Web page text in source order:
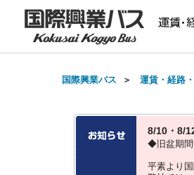
国際興業バス ＞ 運賃・経路
8/10・8/
◆旧盆期
平素より